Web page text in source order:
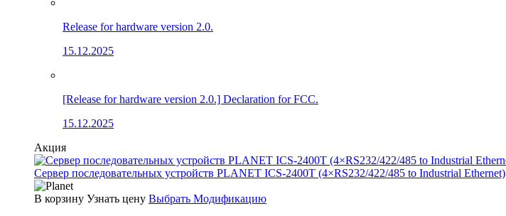
Release for hardware version 2.0.
15.12.2025
[Release for hardware version 2.0.] Declaration for FCC.
15.12.2025
Акция
Сервер последовательных устройств PLANET ICS-2400T (4×RS232/422/485 to Industrial Ethernet)
В корзину Узнать цену Выбрать Модификацию